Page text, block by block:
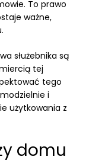
To prawo
ważne,
służebnika są
tej
tego
i
użytkowania z
domu